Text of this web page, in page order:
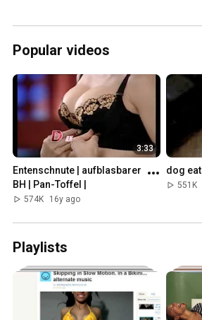
Popular videos
3:33
Entenschnute | aufblasbarer
BH | Pan-Toffel |
574K 16y ago
dog
551K
Playlists